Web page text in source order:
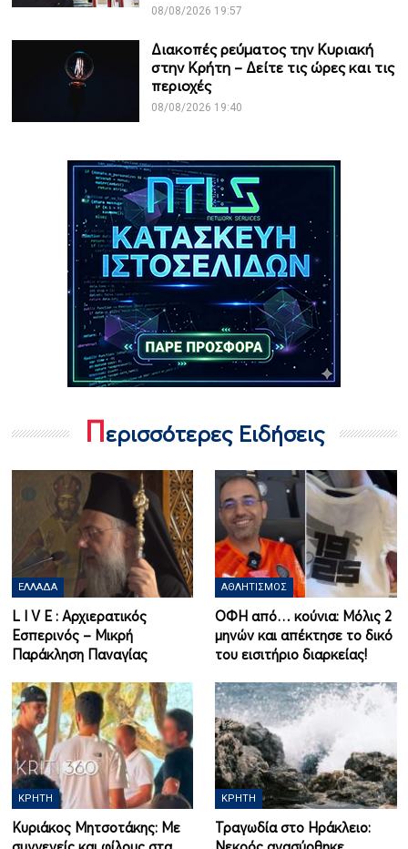
08/08/2026 19:57
Διακοπές ρεύματος την Κυριακή
στην Κρήτη – Δείτε τις ώρες και τις
περιοχές
08/08/2026 19:40
Περισσότερες Ειδήσεις
ΕΛΛΆΔΑ
L I V Ε : Αρχιερατικός
Εσπερινός – Μικρή
Παράκληση Παναγίας
ΑΘΛΗΤΙΣΜΌΣ
ΟΦΗ από… κούνια: Μόλις 2
μηνών και απέκτησε το δικό
του εισιτήριο διαρκείας!
ΚΡΉΤΗ
Κυριάκος Μητσοτάκης: Με
ΚΡΉΤΗ
Τραγωδία στο Ηράκλειο: